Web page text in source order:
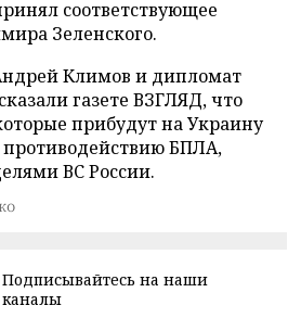
соответствующее
Зеленского.
Климов и дипломат
газете ВЗГЛЯД, что
прибудут на Украину
БПЛА,
ВС России.
Подписывайтесь на наши
каналы